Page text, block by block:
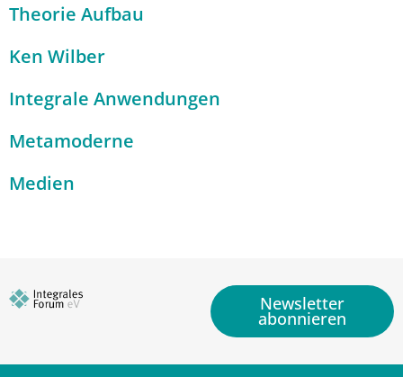
Theorie Aufbau
Ken Wilber
Integrale Anwendungen
Metamoderne
Medien
Newsletter
abonnieren